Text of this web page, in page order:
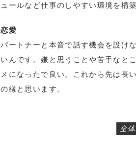
ュールなど仕事のしやすい環境を構
恋愛
パートナーと本音で話す機会を設け
いんです。嫌と思うことや苦手なと
メになったで良い。これから先は長
の縁と思います。
全